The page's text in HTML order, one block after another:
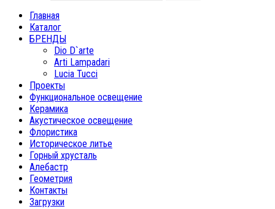
Главная
Каталог
БРЕНДЫ
Dio D`arte
Arti Lampadari
Lucia Tucci
Проекты
Функциональное освещение
Керамика
Акустическое освещение
Флористика
Историческое литье
Горный хрусталь
Алебастр
Геометрия
Контакты
Загрузки